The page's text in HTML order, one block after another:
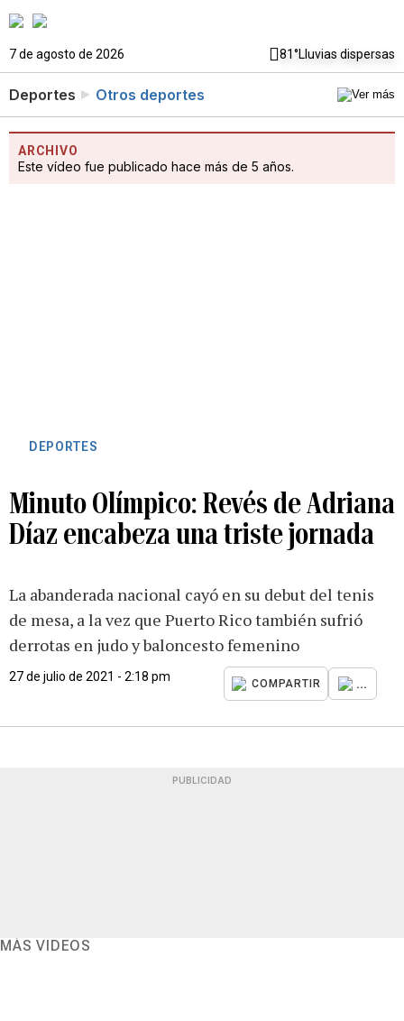
7 de agosto de 2026 81°Lluvias dispersas
Deportes Otros deportes
ARCHIVO
Este vídeo fue publicado hace más de 5 años.
DEPORTES
Minuto Olímpico: Revés de Adriana
Díaz encabeza una triste jornada
La abanderada nacional cayó en su debut del tenis
de mesa, a la vez que Puerto Rico también sufrió
derrotas en judo y baloncesto femenino
27 de julio de 2021 - 2:18 pm
COMPARTIR ...
PUBLICIDAD
MÁS VIDEOS